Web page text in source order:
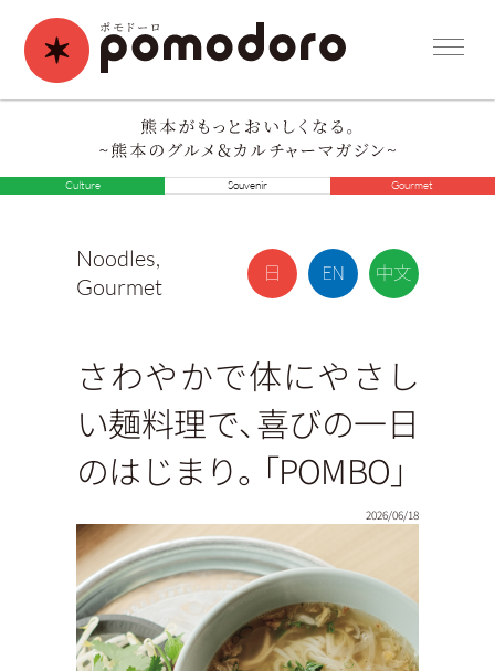
Culture Souvenir Gourmet
Noodles,
Gourmet
さわやかで体にやさし
い麺料理で、喜びの一日
のはじまり。「POMBO」
2026/06/18